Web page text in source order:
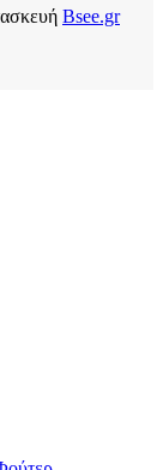
Bsee.gr